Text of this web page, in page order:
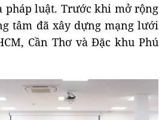
pháp luật. Trước khi mở rộng
tâm đã xây dựng mạng lưới
Cần Thơ và Đặc khu Phú